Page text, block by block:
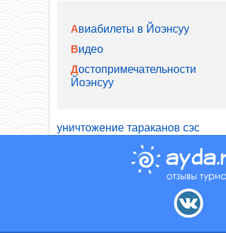
Авиабилеты в Йоэнсуу
Видео
Достопримечательности
Йоэнсуу
уничтожение тараканов сэс